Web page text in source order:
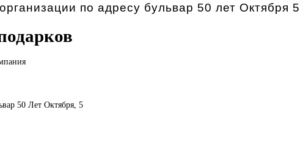
по адресу бульвар 50 лет Октября 5
50 Лет Октября, 5